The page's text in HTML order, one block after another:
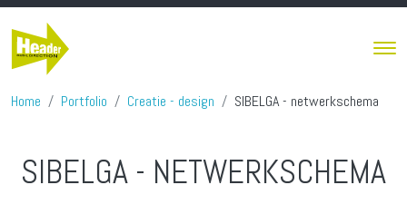
Overslaan en naar de inhoud gaan
Home Portfolio Creatie - design SIBELGA - netwerkschema
SIBELGA - NETWERKSCHEMA